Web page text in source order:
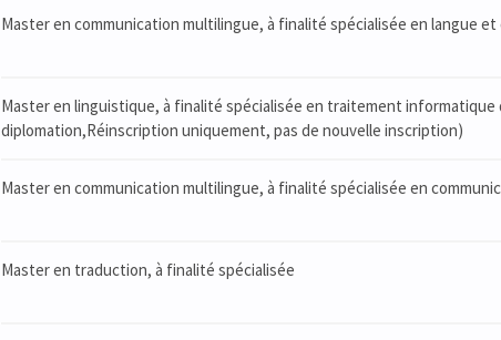
Master en communication multilingue, à finalité spécialisée en langue
Master en linguistique, à finalité spécialisée en traitement
diplomation,Réinscription uniquement, pas de nouvelle inscription)
Master en communication multilingue, à finalité spécialisée en
Master en traduction, à finalité spécialisée